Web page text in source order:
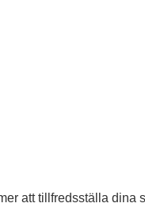
att tillfredsställa dina